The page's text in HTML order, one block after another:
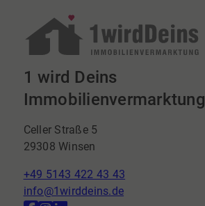
1 wird Deins
Immobilienvermarktung
Celler Straße 5
29308 Winsen
+49 5143 422 43 43
info@1wirddeins.de